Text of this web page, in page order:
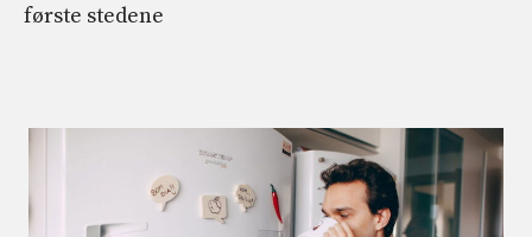
første stedene